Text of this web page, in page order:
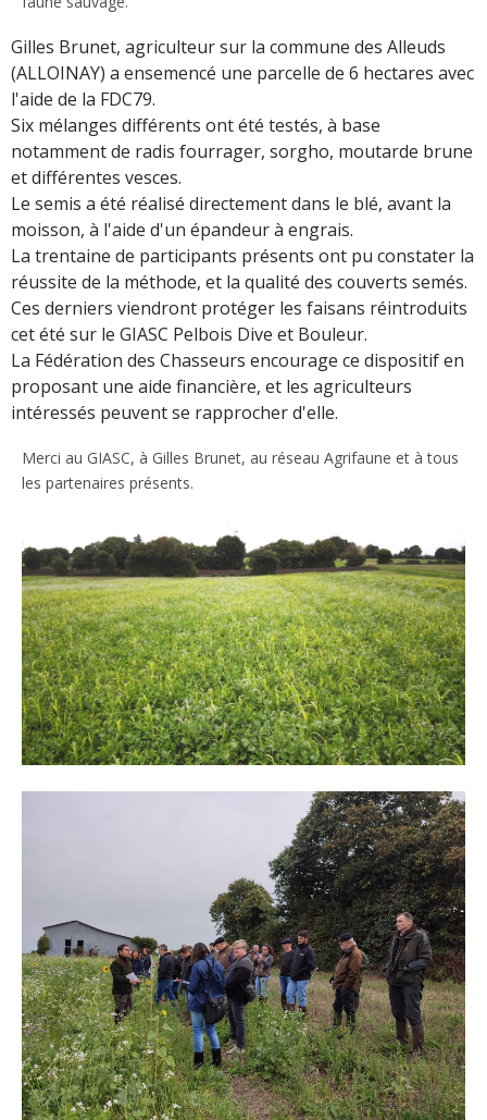
Gilles Brunet, agriculteur sur la commune des Alleuds
(ALLOINAY) a ensemencé une parcelle de 6 hectares avec
l'aide de la FDC79.
Six mélanges différents ont été testés, à base
notamment de radis fourrager, sorgho, moutarde brune
et différentes vesces.
Le semis a été réalisé directement dans le blé, avant la
moisson, à l'aide d'un épandeur à engrais.
La trentaine de participants présents ont pu constater la
réussite de la méthode, et la qualité des couverts semés.
Ces derniers viendront protéger les faisans réintroduits
cet été sur le GIASC Pelbois Dive et Bouleur.
La Fédération des Chasseurs encourage ce dispositif en
proposant une aide financière, et les agriculteurs
intéressés peuvent se rapprocher d'elle.
Merci au GIASC, à Gilles Brunet, au réseau Agrifaune et à tous
les partenaires présents.